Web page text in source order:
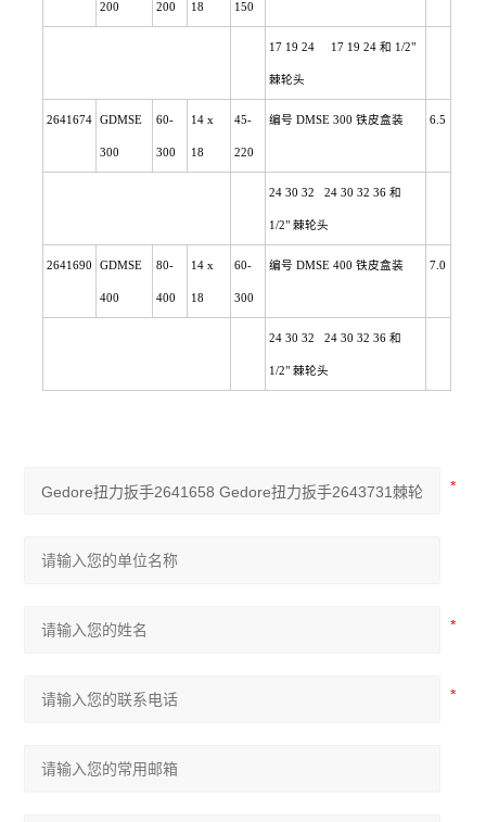
200 200 18 150
17 19 24 17 19 24 和 1/2"
棘轮头
2641674 GDMSE
300
60-
300
14 x
18
45-
220
编号 DMSE 300 铁皮盒装 6.5
24 30 32 24 30 32 36 和
1/2" 棘轮头
2641690 GDMSE
400
80-
400
14 x
18
60-
300
编号 DMSE 400 铁皮盒装 7.0
24 30 32 24 30 32 36 和
1/2" 棘轮头